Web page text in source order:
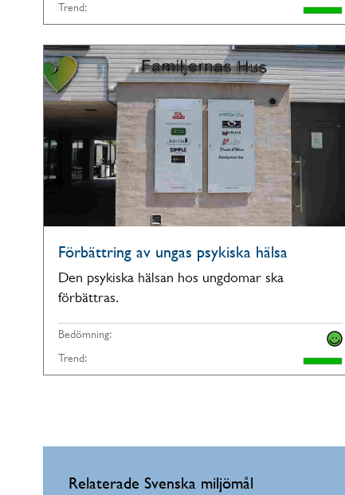
Trend:
Förbättring av ungas psykiska hälsa
Den psykiska hälsan hos ungdomar ska
förbättras.
Bedömning:
Trend:
Relaterade Svenska miljömål